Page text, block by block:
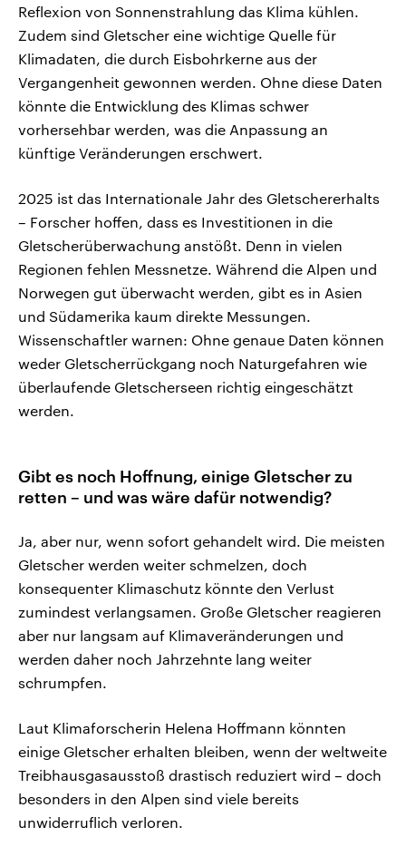
Reflexion von Sonnenstrahlung das Klima kühlen.
Zudem sind Gletscher eine wichtige Quelle für
Klimadaten, die durch Eisbohrkerne aus der
Vergangenheit gewonnen werden. Ohne diese Daten
könnte die Entwicklung des Klimas schwer
vorhersehbar werden, was die Anpassung an
künftige Veränderungen erschwert.
2025 ist das Internationale Jahr des Gletschererhalts
– Forscher hoffen, dass es Investitionen in die
Gletscherüberwachung anstößt. Denn in vielen
Regionen fehlen Messnetze. Während die Alpen und
Norwegen gut überwacht werden, gibt es in Asien
und Südamerika kaum direkte Messungen.
Wissenschaftler warnen: Ohne genaue Daten können
weder Gletscherrückgang noch Naturgefahren wie
überlaufende Gletscherseen richtig eingeschätzt
werden.
Gibt es noch Hoffnung, einige Gletscher zu
retten – und was wäre dafür notwendig?
Ja, aber nur, wenn sofort gehandelt wird. Die meisten
Gletscher werden weiter schmelzen, doch
konsequenter Klimaschutz könnte den Verlust
zumindest verlangsamen. Große Gletscher reagieren
aber nur langsam auf Klimaveränderungen und
werden daher noch Jahrzehnte lang weiter
schrumpfen.
Laut Klimaforscherin Helena Hoffmann könnten
einige Gletscher erhalten bleiben, wenn der weltweite
Treibhausgasausstoß drastisch reduziert wird – doch
besonders in den Alpen sind viele bereits
unwiderruflich verloren.